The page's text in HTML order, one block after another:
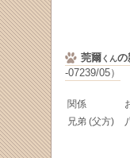
莞爾 くんの
-07239/05）
関係
兄弟 (父方)